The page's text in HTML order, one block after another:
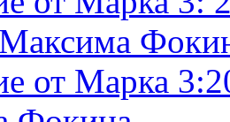
Максима
от Марка